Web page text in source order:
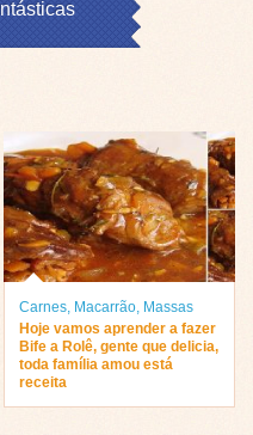
Carnes, Macarrão, Massas
Hoje vamos aprender a fazer
Bife a Rolê, gente que delicia,
toda família amou está
receita